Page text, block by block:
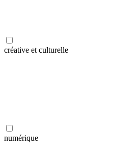
créative et culturelle
numérique